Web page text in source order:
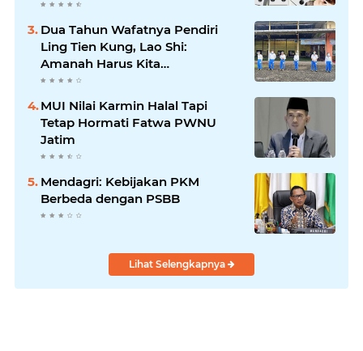
Dua Tahun Wafatnya Pendiri
Ling Tien Kung, Lao Shi:
Amanah Harus Kita
Laksanakan!
MUI Nilai Karmin Halal Tapi
Tetap Hormati Fatwa PWNU
Jatim
Mendagri: Kebijakan PKM
Berbeda dengan PSBB
Lihat Selengkapnya